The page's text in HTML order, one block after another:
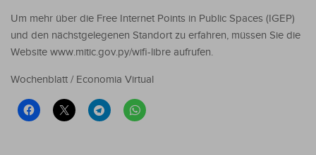
Um mehr über die Free Internet Points in Public Spaces (IGEP)
und den nächstgelegenen Standort zu erfahren, müssen Sie die
Website www.mitic.gov.py/wifi-libre aufrufen.
Wochenblatt / Economia Virtual